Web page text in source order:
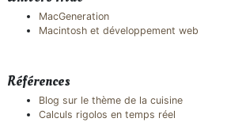
MacGeneration
Macintosh et développement web
Références
Blog sur le thème de la cuisine
Calculs rigolos en temps réel